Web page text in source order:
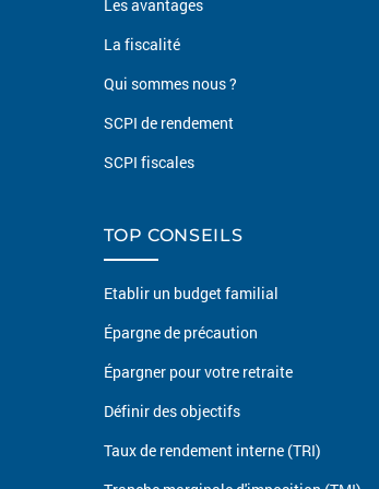
Les avantages
La fiscalité
Qui sommes nous ?
SCPI de rendement
SCPI fiscales
TOP CONSEILS
Etablir un budget familial
Épargne de précaution
Épargner pour votre retraite
Définir des objectifs
Taux de rendement interne (TRI)